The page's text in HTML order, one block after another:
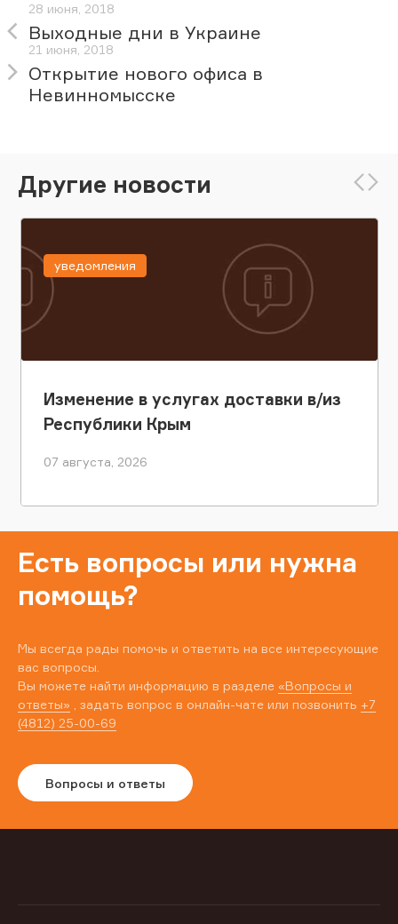
28 июня, 2018
Выходные дни в Украине
21 июня, 2018
Открытие нового офиса в
Невинномысске
Другие новости
Изменение в услугах доставки в/из
Республики Крым
07 августа, 2026
уведомления
Есть вопросы или нужна
помощь?
Мы всегда рады помочь и ответить на все интересующие
вас вопросы.
Вы можете найти информацию в разделе «Вопросы и
ответы» , задать вопрос в онлайн-чате или позвонить +7
(4812) 25-00-69
Вопросы и ответы